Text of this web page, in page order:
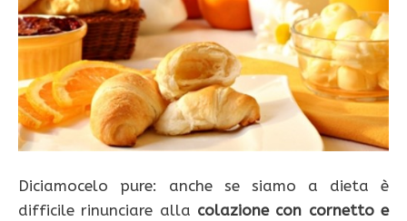
Diciamocelo pure: anche se siamo a dieta è
difficile rinunciare alla colazione con cornetto e